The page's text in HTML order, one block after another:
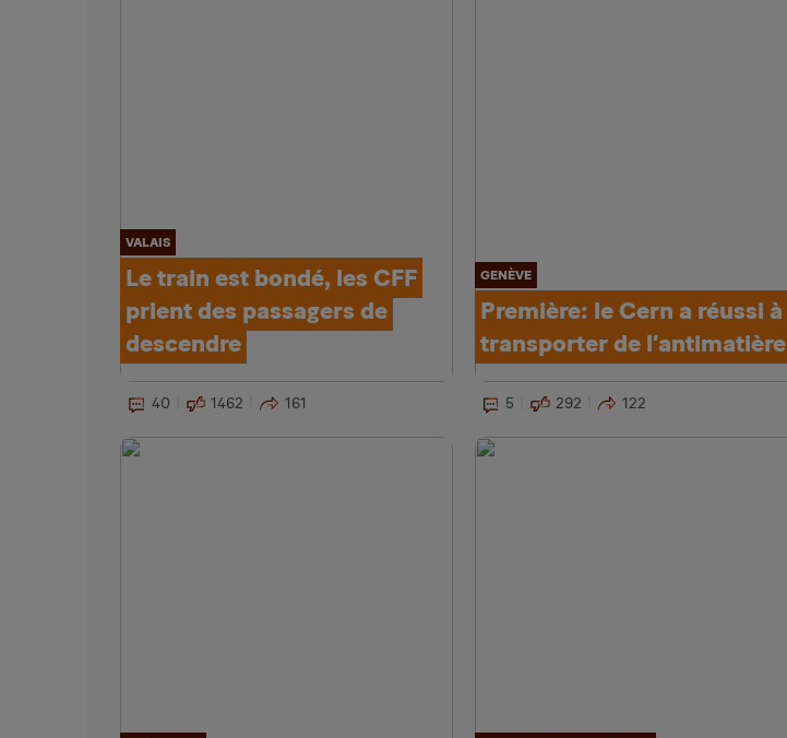
VALAIS
Le train est bondé, les CFF
prient des passagers de
descendre
40 1462 161
GENÈVE
Première: le Cern a réussi à
transporter de l’antimatière
5 292 122